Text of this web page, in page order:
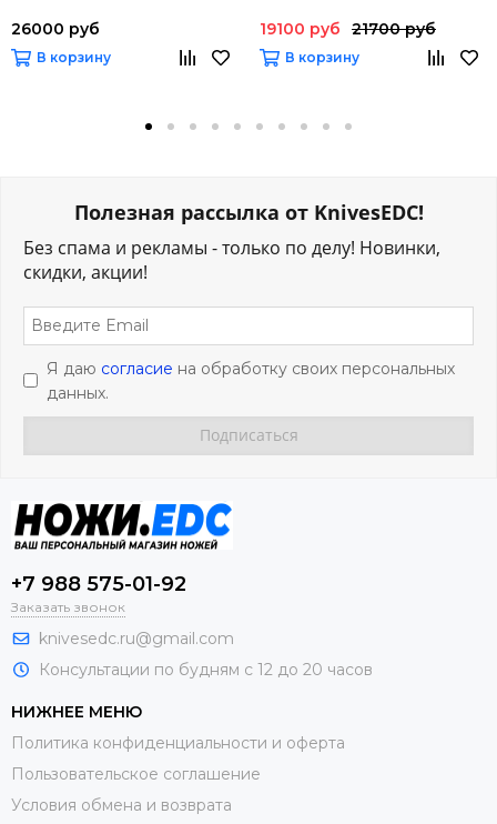
26000 руб
В корзину
19100 руб 21700 руб
В корзину
Полезная рассылка от KnivesEDC!
Без спама и рекламы - только по делу! Новинки,
скидки, акции!
Я даю согласие на обработку своих персональных
данных.
+7 988 575-01-92
Заказать звонок
knivesedc.ru@gmail.com
Консультации по будням с 12 до 20 часов
НИЖНЕЕ МЕНЮ
Политика конфиденциальности и оферта
Пользовательское соглашение
Условия обмена и возврата